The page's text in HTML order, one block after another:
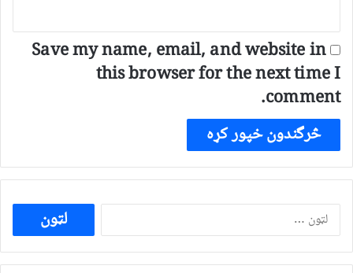
Save my name, email, and website in
this browser for the next time I
comment.
ددی
لپاره
لټون: